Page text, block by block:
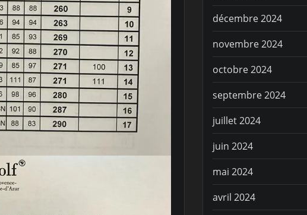
décembre 2024
novembre 2024
octobre 2024
septembre 2024
juillet 2024
juin 2024
mai 2024
avril 2024